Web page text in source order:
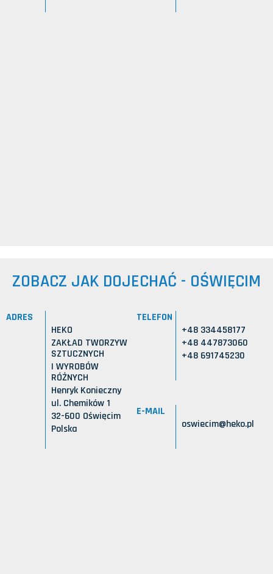
ZOBACZ JAK DOJECHAĆ - OŚWIĘCIM
ADRES
HEKO
ZAKŁAD TWORZYW
SZTUCZNYCH
I WYROBÓW
RÓŻNYCH
Henryk Konieczny
ul. Chemików 1
32-600 Oświęcim
Polska
TELEFON
+48 334458177
+48 447873060
+48 691745230
E-MAIL
oswiecim@heko.pl